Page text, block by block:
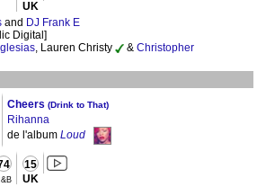
UK
and DJ Frank E
Digital]
, Lauren Christy & Christopher
Cheers (Drink to That)
Rihanna
de l'album Loud
15
UK